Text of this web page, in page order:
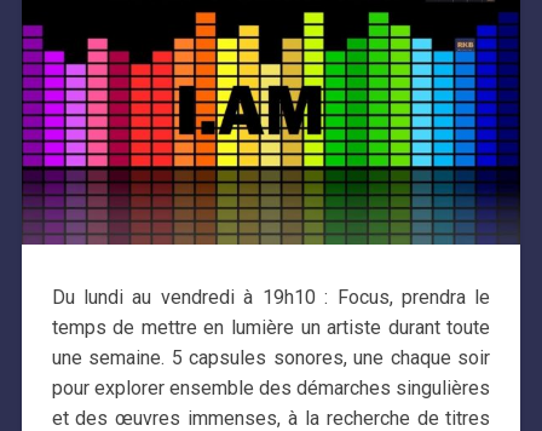
Du lundi au vendredi à 19h10 : Focus, prendra le
temps de mettre en lumière un artiste durant toute
une semaine. 5 capsules sonores, une chaque soir
pour explorer ensemble des démarches singulières
et des œuvres immenses, à la recherche de titres